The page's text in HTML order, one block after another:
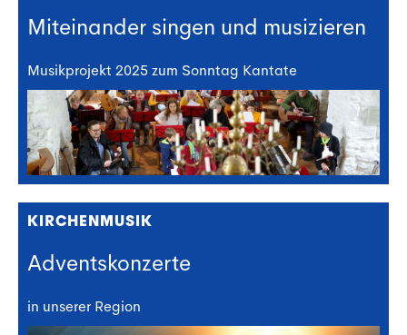
Miteinander singen und musizieren
Musikprojekt 2025 zum Sonntag Kantate
KIRCHENMUSIK
Adventskonzerte
in unserer Region